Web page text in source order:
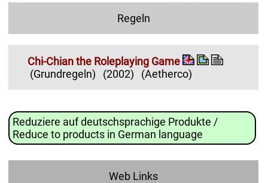
Regeln
Chi-Chian the Roleplaying Game
(Grundregeln)
(2002) (Aetherco)
Reduziere auf deutschsprachige Produkte /
Reduce to products in German language
Web Links